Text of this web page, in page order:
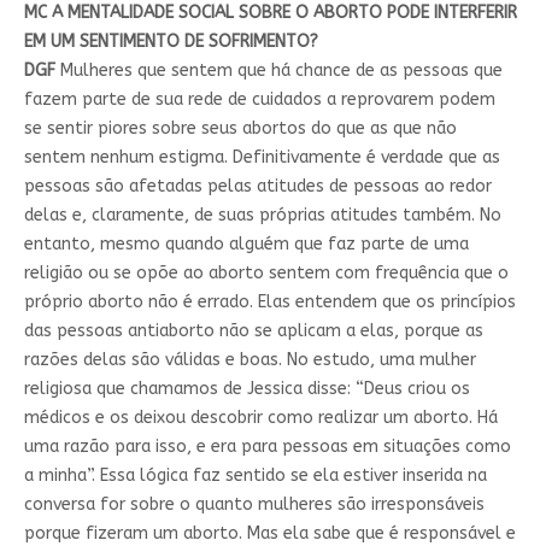
MC A MENTALIDADE SOCIAL SOBRE O ABORTO PODE INTERFERIR
EM UM SENTIMENTO DE SOFRIMENTO?
DGF Mulheres que sentem que há chance de as pessoas que
fazem parte de sua rede de cuidados a reprovarem podem
se sentir piores sobre seus abortos do que as que não
sentem nenhum estigma. Definitivamente é verdade que as
pessoas são afetadas pelas atitudes de pessoas ao redor
delas e, claramente, de suas próprias atitudes também. No
entanto, mesmo quando alguém que faz parte de uma
religião ou se opõe ao aborto sentem com frequência que o
próprio aborto não é errado. Elas entendem que os princípios
das pessoas antiaborto não se aplicam a elas, porque as
razões delas são válidas e boas. No estudo, uma mulher
religiosa que chamamos de Jessica disse: “Deus criou os
médicos e os deixou descobrir como realizar um aborto. Há
uma razão para isso, e era para pessoas em situações como
a minha”. Essa lógica faz sentido se ela estiver inserida na
conversa for sobre o quanto mulheres são irresponsáveis
porque fizeram um aborto. Mas ela sabe que é responsável e